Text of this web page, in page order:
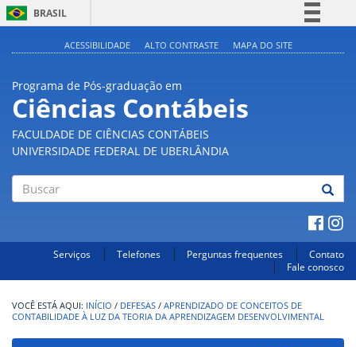
BRASIL
Acesso à informação
ACESSIBILIDADE ALTO CONTRASTE MAPA DO SITE
Programa de Pós-graduação em
Ciências Contábeis
FACULDADE DE CIÊNCIAS CONTÁBEIS
UNIVERSIDADE FEDERAL DE UBERLÂNDIA
Serviços Telefones Perguntas frequentes
Contato
Fale conosco
INÍCIO / DEFESAS / APRENDIZADO DE CONCEITOS DE
CONTABILIDADE À LUZ DA TEORIA DA APRENDIZAGEM DESENVOLVIMENTAL